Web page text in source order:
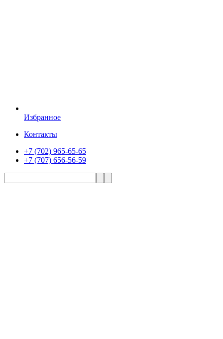
Избранное
Контакты
+7 (702) 965-65-65
+7 (707) 656-56-59